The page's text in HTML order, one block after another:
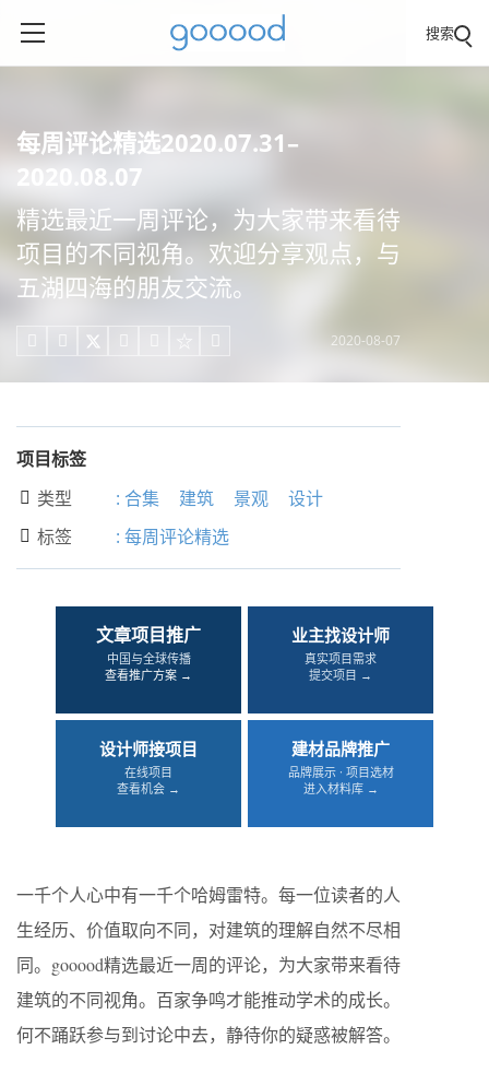
搜索
每周评论精选2020.07.31–
2020.08.07
精选最近一周评论，为大家带来看待
项目的不同视角。欢迎分享观点，与
五湖四海的朋友交流。
   2020-08-07
项目标签
 类型 : 合集 建筑 景观 设计
 标签 : 每周评论精选
文章项目推广
中国与全球传播
查看推广方案 →
业主找设计师
真实项目需求
提交项目 →
设计师接项目
在线项目
查看机会 →
建材品牌推广
品牌展示 · 项目选材
进入材料库 →
一千个人心中有一千个哈姆雷特。每一位读者的人
生经历、价值取向不同，对建筑的理解自然不尽相
同。gooood精选最近一周的评论，为大家带来看待
建筑的不同视角。百家争鸣才能推动学术的成长。
何不踊跃参与到讨论中去，静待你的疑惑被解答。